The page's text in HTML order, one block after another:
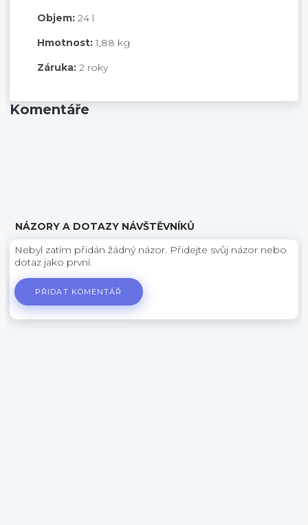
Objem: 24 l
Hmotnost:1,88 kg
Záruka: 2 roky
Komentáře
NÁZORY A DOTAZY NÁVŠTĚVNÍKŮ
Nebyl zatím přidán žádný názor. Přidejte svůj názor nebo
dotaz jako první.
PŘIDAT KOMENTÁŘ